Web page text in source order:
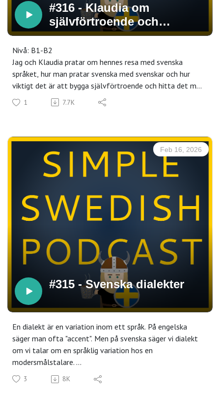
#316 - Klaudia om
självförtroende och
tillhörighet (confidence and
belonging)
Nivå: B1-B2
Jag och Klaudia pratar om hennes resa med svenska
språket, hur man pratar svenska med svenskar och hur
viktigt det är att bygga självförtroende och hitta det man
gillar i språket.
Vi pratar också om tillhörighet - känslan att man hör
språk".
Kolla in andra videor och intervjuer med Klaudia här:
https://linktr.ee/klaudiaswedish
Vad behöver du göra att nå flytande svenska? Gör det här
1 7.7K
Feb 16, 2026
#315 - Svenska dialekter
En dialekt är en variation inom ett språk. På engelska
säger man ofta "accent". Men på svenska säger vi dialekt
om vi talar om en språklig variation hos en
modersmålstalare.
Här kommer ett avsnitt om svenska dialekter!
Länk till nyhetsbrevet här
3 8K